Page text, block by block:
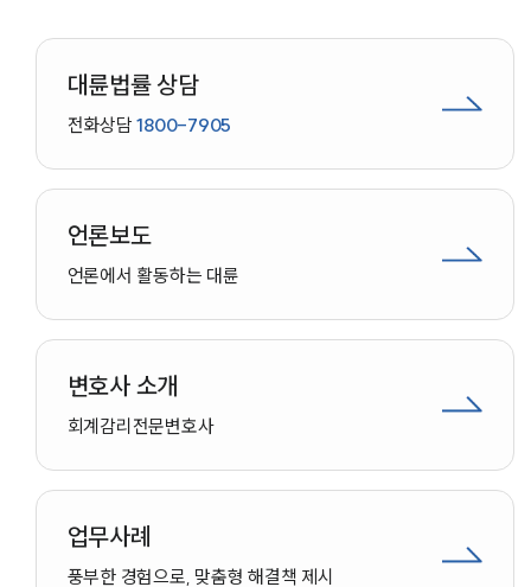
만화로 보는 사례
대륜법률 상담
전화상담1800-7905
언론보도
언론에서 활동하는 대륜
변호사 소개
회계감리 전문변호사
업무사례
풍부한 경험으로, 맞춤형 해결책 제시